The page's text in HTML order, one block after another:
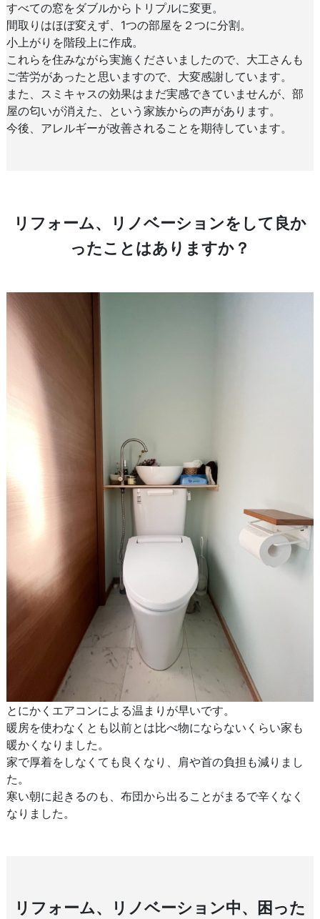
すべての窓をダブルからトリプルに変更。
間取りはほぼ変えず、1つの部屋を２つに分割。
小上がりを階段上に作成。
これらを住みながら実施くださいましたので、大工さんも
ご苦労があったと思いますので、大変感謝しています。
また、スミキャスの効果はまだ実感できていませんが、部
屋の匂いが消えた、という家族からの声があります。
今後、アレルギーが改善されることを期待しています。
リフォーム、リノベーションをして良か
ったことはありますか？
とにかくエアコンによる温まりが早いです。
暖房を使わなくとも以前とは比べ物にならないくらい家も
暖かくなりました。
家で厚着をしなくても良くなり、肩や首の負担も減りまし
た。
寒い朝に起きるのも、布団から出ることがまるで辛くなく
なりました。
リフォーム、リノベーション中、困った